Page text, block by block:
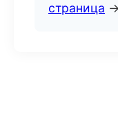
страница →